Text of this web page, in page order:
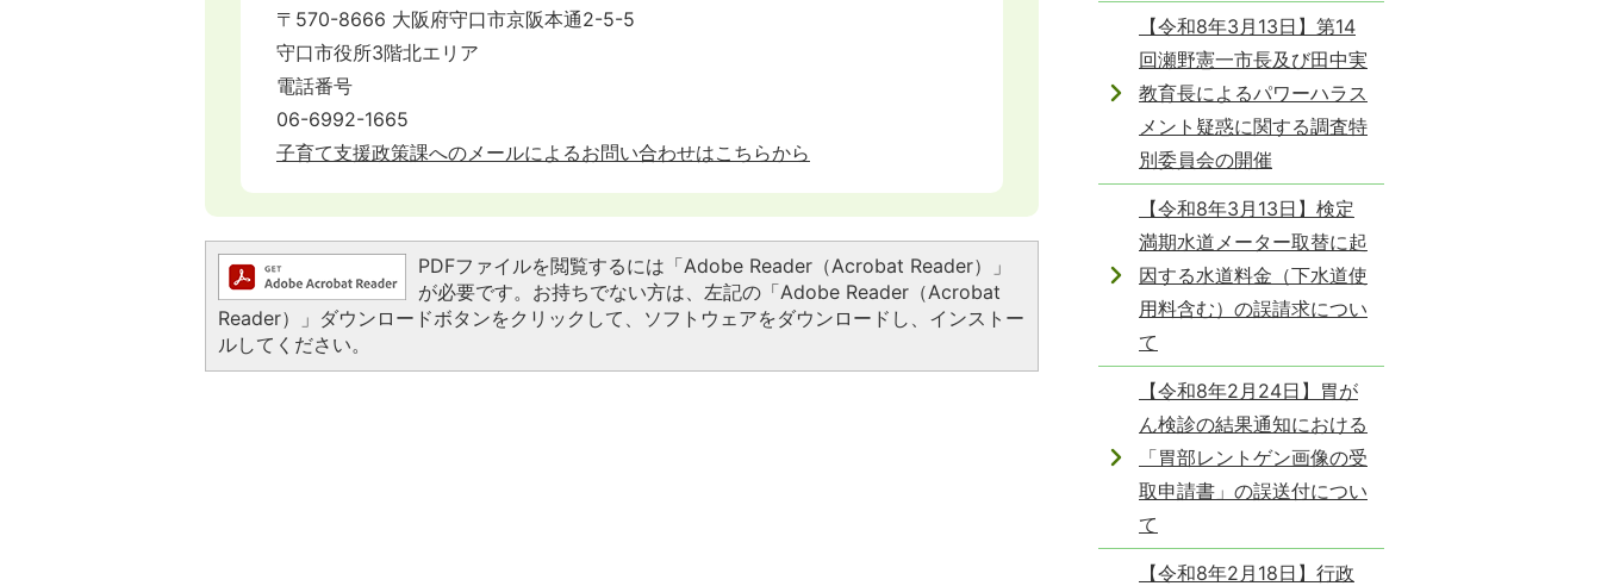
〒570-8666 大阪府守口市京阪本通2-5-5
守口市役所3階北エリア
電話番号
06-6992-1665
子育て支援政策課へのメールによるお問い合わせはこちらから
PDFファイルを閲覧するには「Adobe Reader（Acrobat Reader）」
が必要です。お持ちでない方は、左記の「Adobe Reader（Acrobat
Reader）」ダウンロードボタンをクリックして、ソフトウェアをダウンロードし、インストー
ルしてください。
【令和8年3月13日】第14
回瀬野憲一市長及び田中実
教育長によるパワーハラス
メント疑惑に関する調査特
別委員会の開催
【令和8年3月13日】検定
満期水道メーター取替に起
因する水道料金（下水道使
用料含む）の誤請求につい
て
【令和8年2月24日】胃が
ん検診の結果通知における
「胃部レントゲン画像の受
取申請書」の誤送付につい
て
【令和8年2月18日】行政